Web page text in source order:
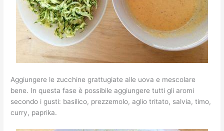
Aggiungere le zucchine grattugiate alle uova e mescolare
bene. In questa fase è possibile aggiungere tutti gli aromi
secondo i gusti: basilico, prezzemolo, aglio tritato, salvia, timo,
curry, paprika.